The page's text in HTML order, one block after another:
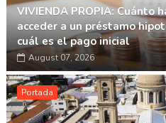
VIVIENDA PROPIA: Cuánto
acceder a un préstamo
cuál es el pago inicial
August 07, 2026
Portada